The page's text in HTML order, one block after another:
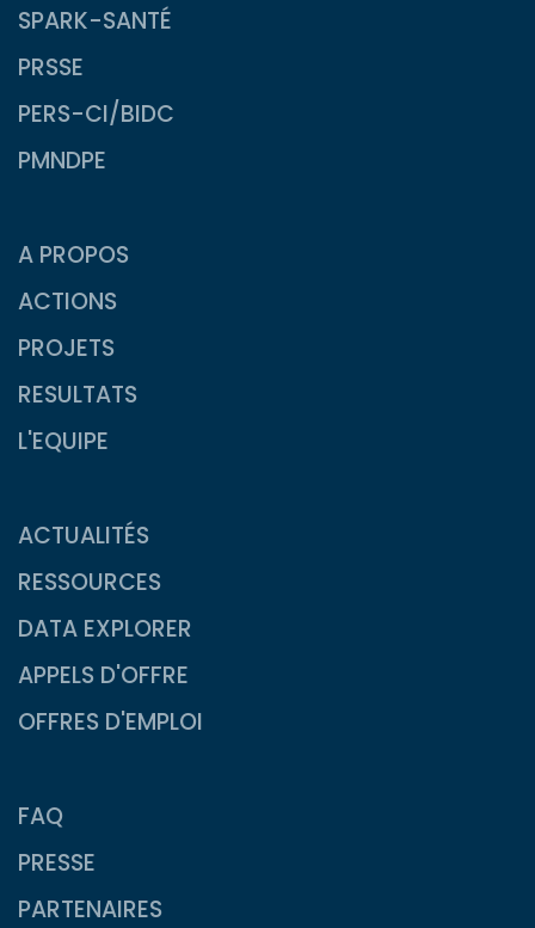
SPARK-SANTÉ
PRSSE
PERS-CI/BIDC
PMNDPE
A PROPOS
ACTIONS
PROJETS
RESULTATS
L'EQUIPE
ACTUALITÉS
RESSOURCES
DATA EXPLORER
APPELS D'OFFRE
OFFRES D'EMPLOI
FAQ
PRESSE
PARTENAIRES